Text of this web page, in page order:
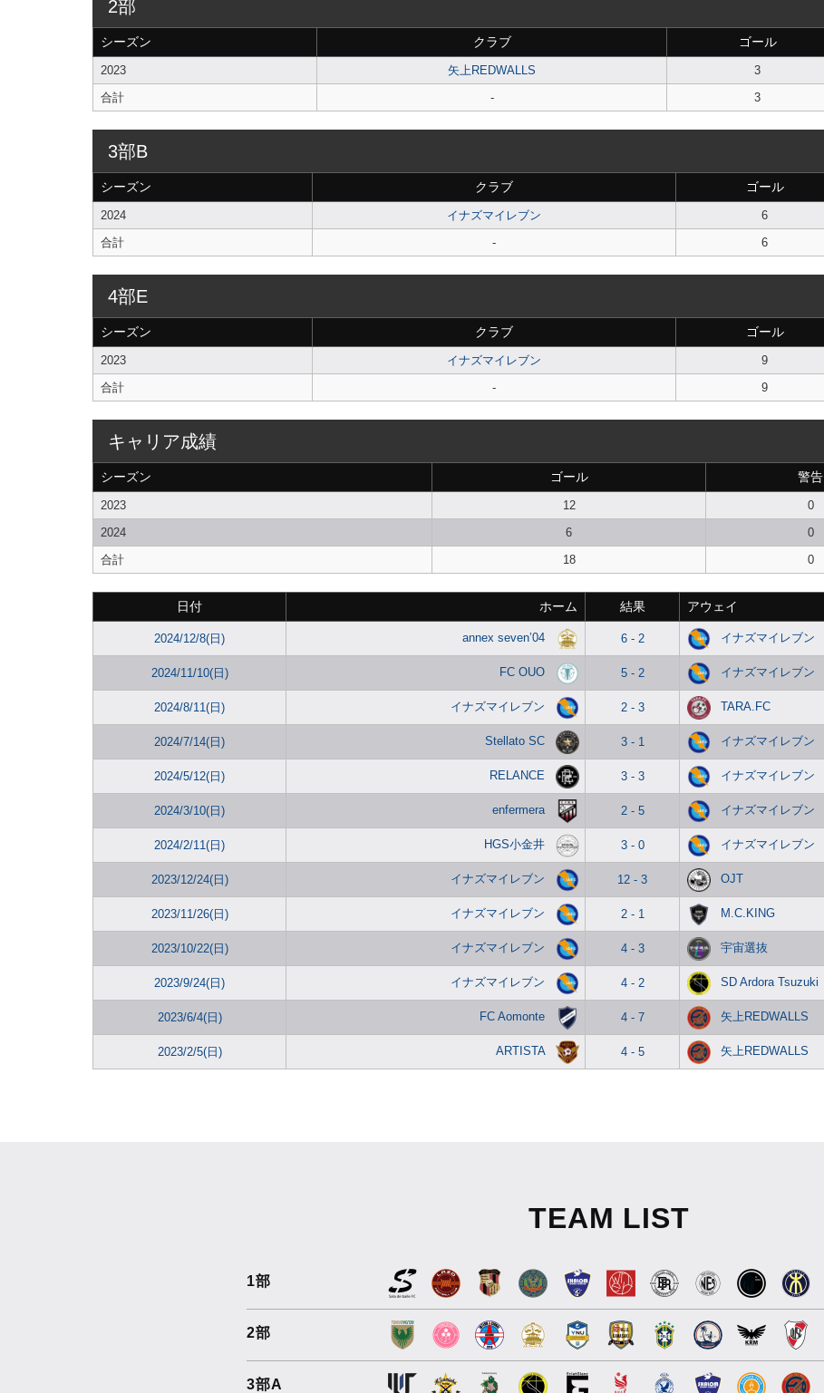
2部
シーズン クラブ ゴール
2023 矢上REDWALLS 3
合計
- 3
3部B
シーズン クラブ ゴール
2024 イナズマイレブン 6
合計
- 6
4部E
シーズン クラブ ゴール
2023 イナズマイレブン 9
合計
- 9
キャリア成績
シーズン ゴール 警告
2023 12 0
2024
6 0
合計
18 0
日付 ホーム 結果 アウェイ
2024/12/8(日) annex seven’04 6 - 2 イナズマイレブン
2024/11/10(日) FC OUO 5 - 2 イナズマイレブン
2024/8/11(日) イナズマイレブン 2 - 3 TARA.FC
2024/7/14(日) Stellato SC 3 - 1 イナズマイレブン
2024/5/12(日) RELANCE 3 - 3 イナズマイレブン
2024/3/10(日) enfermera 2 - 5 イナズマイレブン
2024/2/11(日) HGS小金井 3 - 0 イナズマイレブン
2023/12/24(日) イナズマイレブン 12 - 3 OJT
2023/11/26(日) イナズマイレブン 2 - 1 M.C.KING
2023/10/22(日) イナズマイレブン 4 - 3 宇宙選抜
2023/9/24(日) イナズマイレブン 4 - 2 SD Ardora Tsuzuki
2023/6/4(日) FC Aomonte 4 - 7 矢上REDWALLS
2023/2/5(日) ARTISTA 4 - 5 矢上REDWALLS
TEAM LIST
1部
2部
3部A